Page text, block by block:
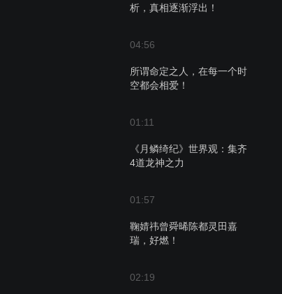
析，真相逐渐浮出！
04:56
所谓命定之人，在每一个时
空都会相爱！
01:11
《月鳞绮纪》世界观：集齐
4道龙神之力
01:57
鞠婧祎曾舜晞陈都灵田嘉
瑞，好燃！
02:19